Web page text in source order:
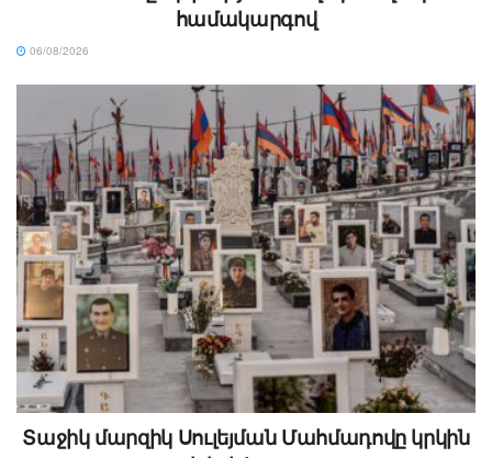
համակարգով
06/08/2026
Տաջիկ մարզիկ Սուլեյման Մահմադովը կրկին